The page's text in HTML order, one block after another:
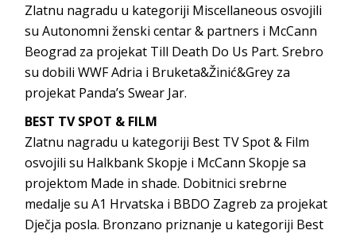
Zlatnu nagradu u kategoriji Miscellaneous osvojili
su Autonomni ženski centar & partners i McCann
Beograd za projekat Till Death Do Us Part. Srebro
su dobili WWF Adria i Bruketa&Žinić&Grey za
projekat Panda’s Swear Jar.
BEST TV SPOT & FILM
Zlatnu nagradu u kategoriji Best TV Spot & Film
osvojili su Halkbank Skopje i McCann Skopje sa
projektom Made in shade. Dobitnici srebrne
medalje su A1 Hrvatska i BBDO Zagreb za projekat
Dječja posla. Bronzano priznanje u kategoriji Best